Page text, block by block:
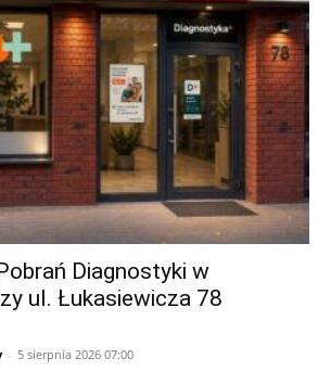
Diagnostyki w
ul. Łukasiewicza 78
- 5 sierpnia 2026 07:00